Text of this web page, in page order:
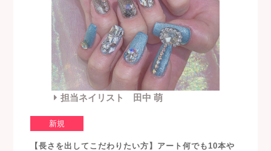
担当ネイリスト 田中 萌
新規
【長さを出してこだわりたい方】アート何でも10本や